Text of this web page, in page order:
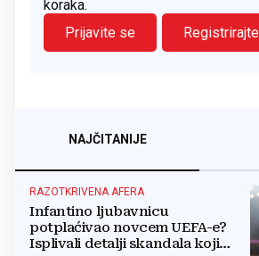
koraka.
Prijavite se
NAJČITANIJE
RAZOTKRIVENA AFERA
Infantino ljubavnicu
potplaćivao novcem UEFA-e?
Isplivali detalji skandala koji